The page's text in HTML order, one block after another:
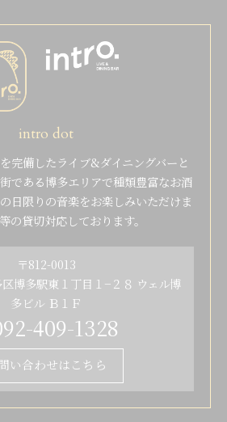
intro dot
完備したライブ&ダイニングバーと
である博多エリアで種類豊富なお酒
日限りの音楽をお楽しみいただけま
の貸切対応しております。
〒812-0013
博多駅東１丁目１−２８ ウェル博
多ビル Ｂ１Ｆ
409-1328
い合わせはこちら